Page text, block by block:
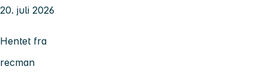
20. juli 2026
Hentet fra
recman